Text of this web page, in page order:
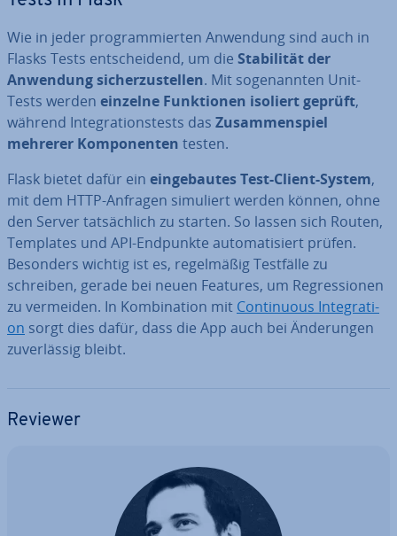
Wie in jeder pro­gram­mier­ten Anwendung sind auch in
Flasks Tests ent­schei­dend, um die Sta­bi­li­tät der
Anwendung si­cher­zu­stel­len. Mit so­ge­nann­ten Unit-
Tests werden einzelne Funk­tio­nen isoliert geprüft,
während In­te­gra­ti­ons­tests das Zu­sam­men­spiel
mehrerer Kom­po­nen­ten testen.
Flask bietet dafür ein ein­ge­bau­tes Test-Client-System,
mit dem HTTP-Anfragen simuliert werden können, ohne
den Server tat­säch­lich zu starten. So lassen sich Routen,
Templates und API-Endpunkte au­to­ma­ti­siert prüfen.
Besonders wichtig ist es, re­gel­mä­ßig Testfälle zu
schreiben, gerade bei neuen Features, um Re­gres­sio­nen
zu vermeiden. In Kom­bi­na­ti­on mit Con­ti­nuous In­te­gra­ti­
on sorgt dies dafür, dass die App auch bei Än­de­run­gen
zu­ver­läs­sig bleibt.
Reviewer